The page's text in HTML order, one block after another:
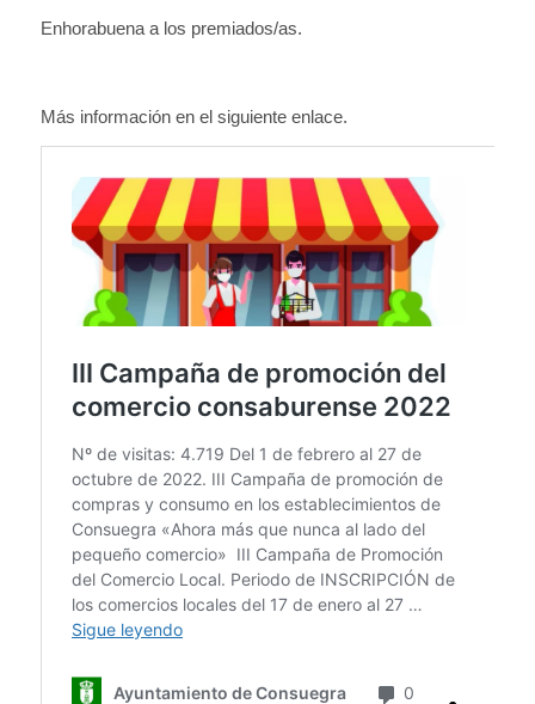
Enhorabuena a los premiados/as.
Más información en el siguiente enlace.